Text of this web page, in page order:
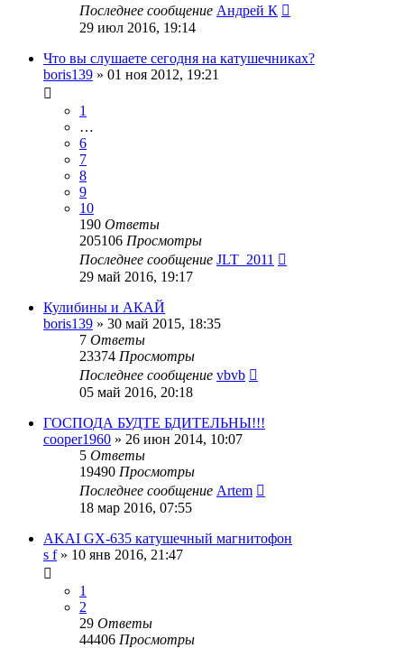
Последнее сообщение Андрей К
29 июл 2016, 19:14
Что вы слушаете сегодня на катушечниках?
boris139 » 01 ноя 2012, 19:21
1
…
6
7
8
9
10
190 Ответы
205106 Просмотры
Последнее сообщение JLT_2011
29 май 2016, 19:17
Кулибины и АКАЙ
boris139 » 30 май 2015, 18:35
7 Ответы
23374 Просмотры
Последнее сообщение vbvb
05 май 2016, 20:18
ГОСПОДА БУДТЕ БДИТЕЛЬНЫ!!!
cooper1960 » 26 июн 2014, 10:07
5 Ответы
19490 Просмотры
Последнее сообщение Artem
18 мар 2016, 07:55
AKAI GX-635 катушечный магнитофон
s f» 10 янв 2016, 21:47
1
2
29 Ответы
44406 Просмотры